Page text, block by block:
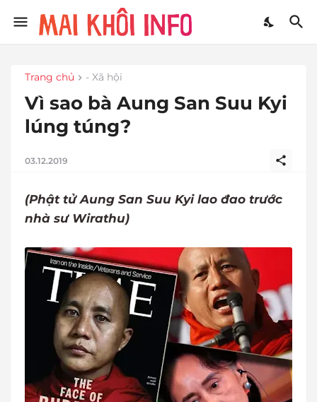
Trang chủ - Xã hội
Vì sao bà Aung San Suu Kyi
lúng túng?
03.12.2019
(Phật tử Aung San Suu Kyi lao đao trước
nhà sư Wirathu)